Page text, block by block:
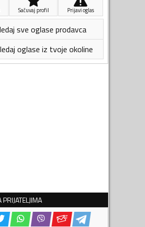
Sačuvaj profil Prijavi oglas
sve oglase prodavca
oglase iz tvoje okoline
PRIJATELJIMA